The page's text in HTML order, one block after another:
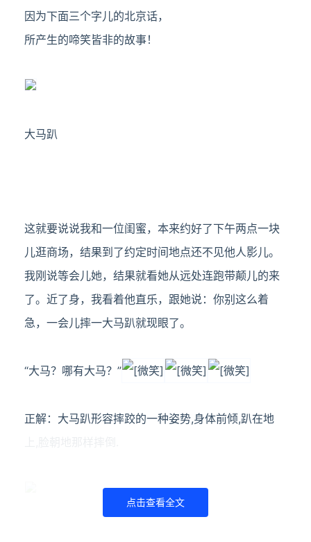
因为下面三个字儿的北京话，
所产生的啼笑皆非的故事！
大马趴
这就要说说我和一位闺蜜，本来约好了下午两点一块
儿逛商场，结果到了约定时间地点还不见他人影儿。
我刚说等会儿她，结果就看她从远处连跑带颠儿的来
了。近了身，我看着他直乐，跟她说：你别这么着
急，一会儿摔一大马趴就现眼了。
“大马？哪有大马？”
正解：大马趴形容摔跤的一种姿势,身体前倾,趴在地
点击查看全文